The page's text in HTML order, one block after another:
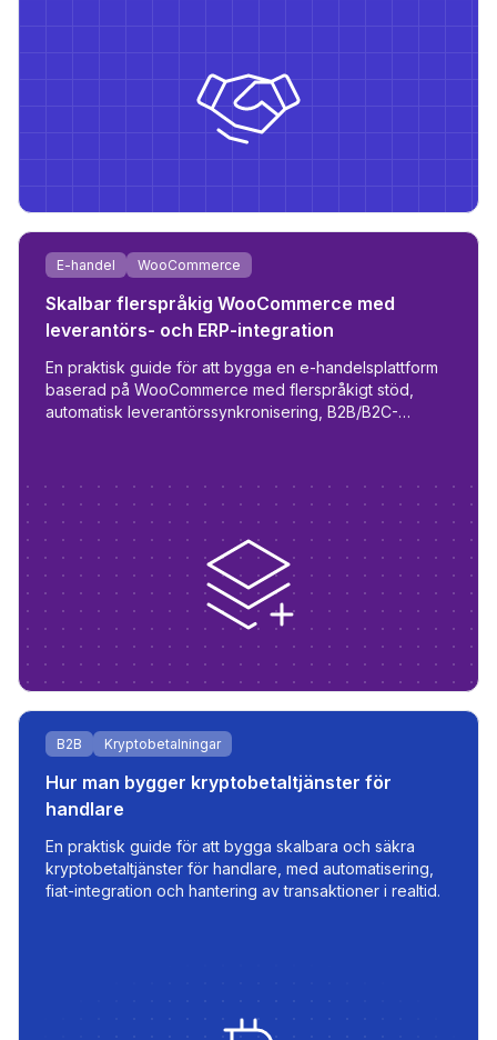
E-handel WooCommerce
Skalbar flerspråkig WooCommerce med
leverantörs- och ERP-integration
En praktisk guide för att bygga en e-handelsplattform
baserad på WooCommerce med flerspråkigt stöd,
automatisk leverantörssynkronisering, B2B/B2C-
B2B Kryptobetalningar
Hur man bygger kryptobetaltjänster för
handlare
En praktisk guide för att bygga skalbara och säkra
kryptobetaltjänster för handlare, med automatisering,
fiat-integration och hantering av transaktioner i realtid.